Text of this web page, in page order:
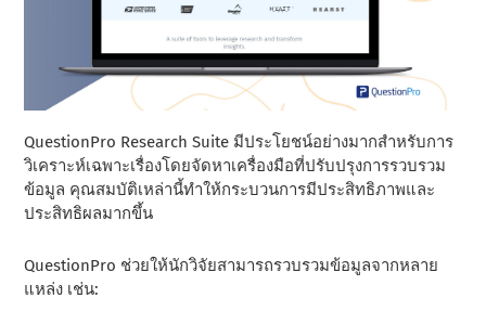
QuestionPro Research Suite มีประโยชน์อย่างมากสําหรับการ
วิเคราะห์เฉพาะเรื่องโดยจัดหาเครื่องมือที่ปรับปรุงการรวบรวม
ข้อมูล คุณสมบัติเหล่านี้ทําให้กระบวนการมีประสิทธิภาพและ
ประสิทธิผลมากขึ้น
QuestionPro ช่วยให้นักวิจัยสามารถรวบรวมข้อมูลจากหลาย
แหล่ง เช่น: